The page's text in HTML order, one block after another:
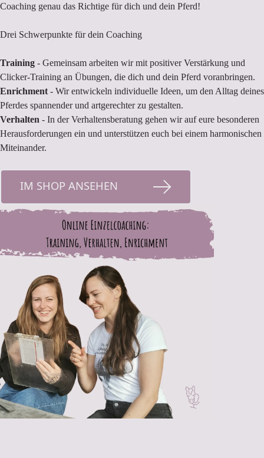
Coaching genau das Richtige für dich und dein Pferd!
Drei Schwerpunkte für dein Coaching
Training - Gemeinsam arbeiten wir mit positiver Verstärkung und
Clicker-Training an Übungen, die dich und dein Pferd voranbringen.
Enrichment - Wir entwickeln individuelle Ideen, um den Alltag deines
Pferdes spannender und artgerechter zu gestalten.
Verhalten - In der Verhaltensberatung gehen wir auf eure besonderen
Herausforderungen ein und unterstützen euch bei einem harmonischen
Miteinander.
IM SHOP ANSEHEN